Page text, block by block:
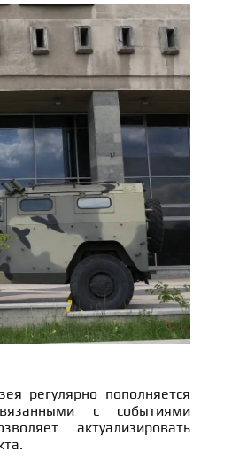
регулярно пополняется
с событиями
актуализировать